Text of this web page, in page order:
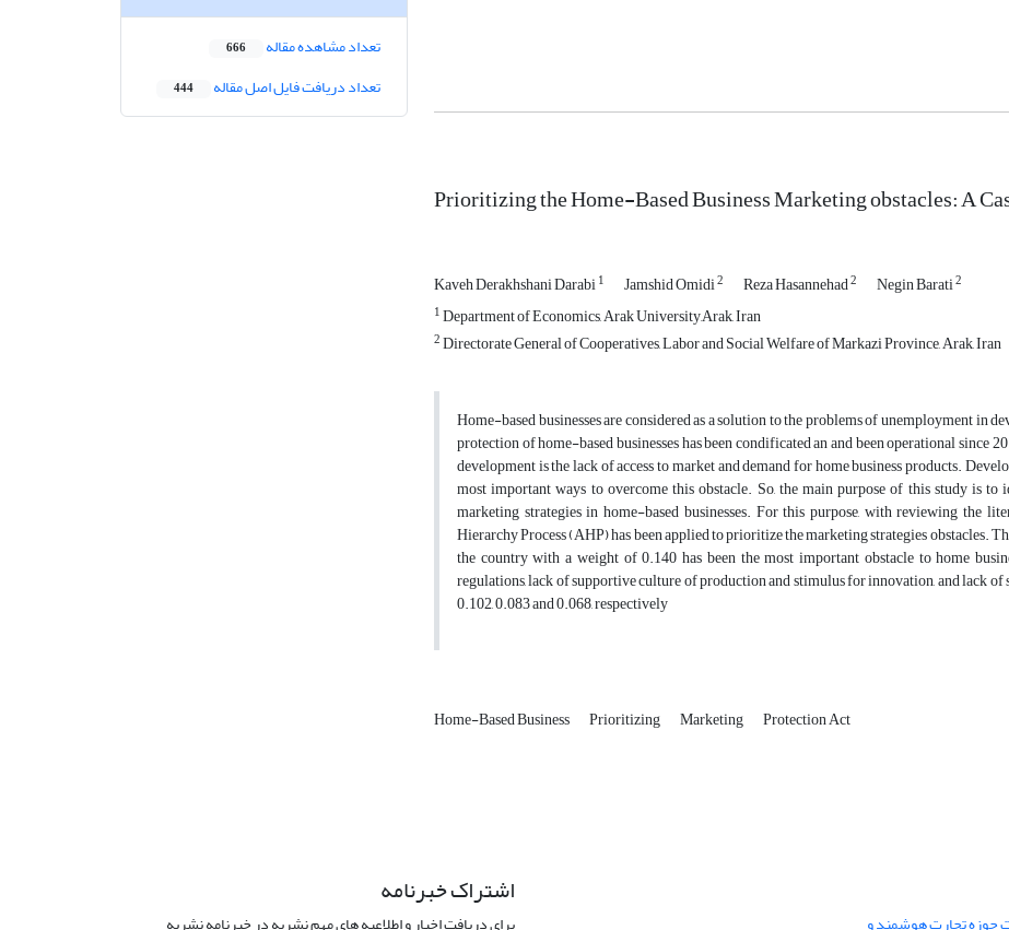
Prioritizing the Home-Based Business Marketing obstacles: A
Kaveh Derakhshani Darabi1 Jamshid Omidi2 Reza Hasannehad2 Negin Barati2
1Department of Economics, Arak University,Arak, Iran
2Directorate General of Cooperatives, Labor and Social Welfare of Markazi Province, Arak, Iran
Home-based businesses are considered as a solution to the problems of unemployment in
protection of home-based businesses has been condificated an and been operational since
development is the lack of access to market and demand for home business products.
most important ways to overcome this obstacle. So, the main purpose of this study is
marketing strategies in home-based businesses. For this purpose, with reviewing the
Hierarchy Process (AHP) has been applied to prioritize the marketing strategies obstacles.
the country with a weight of 0.140 has been the most important obstacle to home
regulations, lack of supportive culture of production and stimulus for innovation, and lack
0.102, 0.083 and 0.068, respectively
Home-Based Business Prioritizing Marketing Protection Act
تعداد مشاهده مقاله 666
تعداد دریافت فایل اصل مقاله 444
اشتراک خبرنامه